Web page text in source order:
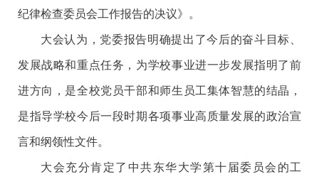
纪律检查委员会工作报告的决议》。
大会认为，党委报告明确提出了今后的奋斗目标、
发展战略和重点任务，为学校事业进一步发展指明了前
进方向，是全校党员干部和师生员工集体智慧的结晶，
是指导学校今后一段时期各项事业高质量发展的政治宣
言和纲领性文件。
大会充分肯定了中共东华大学第十届委员会的工